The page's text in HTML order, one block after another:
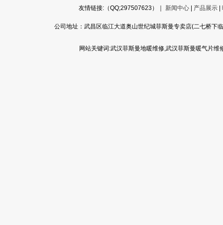
友情链接:（QQ;297507623）｜ 新闻中心 产品展示
公司地址：武昌区临江大道奥山世纪城菲斯曼专卖店(二七桥下
网站关键词:武汉菲斯曼地暖维修,武汉菲斯曼暖气片